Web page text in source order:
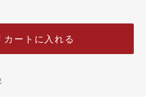
カートに入れる